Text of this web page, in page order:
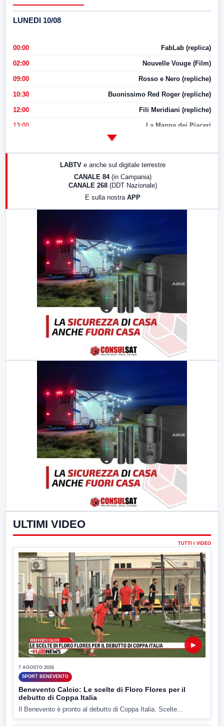
LUNEDI 10/08
00:00 FabLab (replica)
02:00 Nouvelle Vouge (Film)
09:00 Rosso e Nero (repliche)
10:30 Buonissimo Red Roger (repliche)
12:00 Fili Meridiani (repliche)
13:00 La Mappa dei Piaceri
17:00 LabNews (replica)
LABTV e anche sul digitale terrestre
CANALE 84 (in Campania)
CANALE 268 (DDT Nazionale)
E sulla nostra APP
ULTIMI VIDEO
TUTTI I VIDEO
▶
7 AGOSTO 2026
SPORT BENEVENTO
Benevento Calcio: Le scelte di Floro Flores per il
debutto di Coppa Italia
Il Benevento è pronto al debutto di Coppa Italia. Scelte...